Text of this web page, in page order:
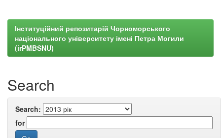
Інституційний репозитарій Чорноморського
національного університету імені Петра Могили
(irPMBSNU)
Search
Search:
for